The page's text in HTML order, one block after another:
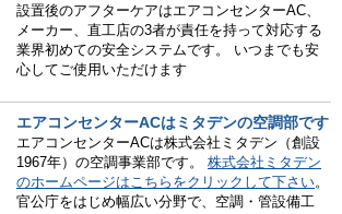
設置後のアフターケアはエアコンセンターAC、
メーカー、直工店の3者が責任を持って対応する
業界初めての安全システムです。 いつまでも安
心してご使用いただけます
エアコンセンターACはミタデンの空調部です
エアコンセンターACは株式会社ミタデン（創設
1967年）の空調事業部です。 株式会社ミタデン
のホームページはこちらをクリックして下さい。
官公庁をはじめ幅広い分野で、空調・管設備工